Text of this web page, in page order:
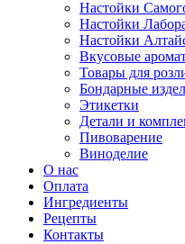
Настойки
Настойки
Настойки
Вкусовые
Товары для
Бондарные
Этикетки
Детали и
Пивоварение
Виноделие
О нас
Оплата
Ингредиенты
Рецепты
Контакты